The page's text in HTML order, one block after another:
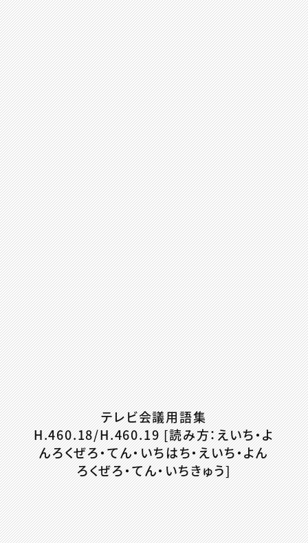
テレビ会議用語集
H.460.18/H.460.19 [読み方：えいち・よ
んろくぜろ・てん・いちはち・えいち・よん
ろくぜろ・てん・いちきゅう]